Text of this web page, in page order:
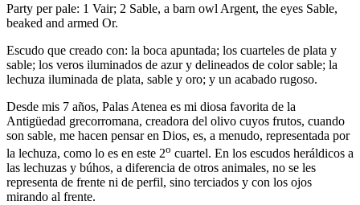
Party per pale: 1 Vair; 2 Sable, a barn owl Argent, the eyes Sable,
beaked and armed Or.
Escudo que creado con: la boca apuntada; los cuarteles de plata y
sable; los veros iluminados de azur y delineados de color sable; la
lechuza iluminada de plata, sable y oro; y un acabado rugoso.
Desde mis 7 años, Palas Atenea es mi diosa favorita de la
Antigüedad grecorromana, creadora del olivo cuyos frutos, cuando
son sable, me hacen pensar en Dios, es, a menudo, representada por
la lechuza, como lo es en este 2o cuartel. En los escudos heráldicos a
las lechuzas y búhos, a diferencia de otros animales, no se les
representa de frente ni de perfil, sino terciados y con los ojos
mirando al frente.